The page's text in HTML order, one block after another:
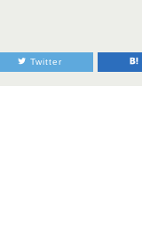
Twitter